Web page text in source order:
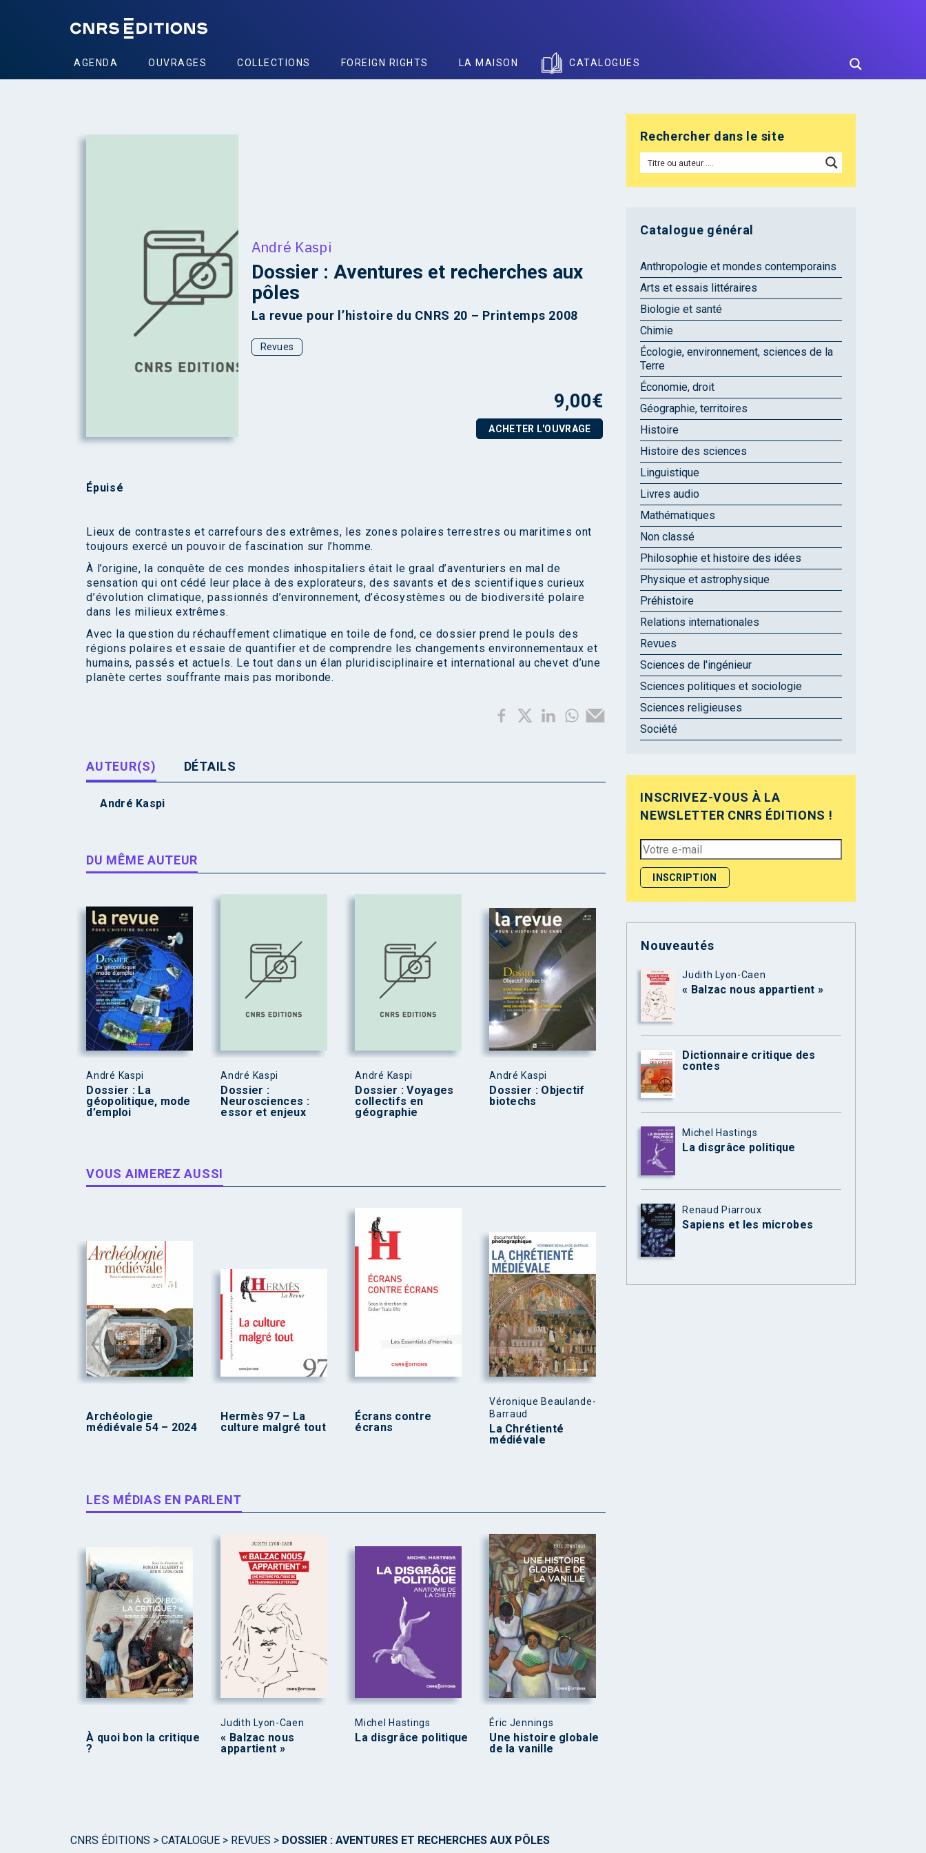
AGENDA OUVRAGES COLLECTIONS FOREIGN RIGHTS LA MAISON CATALOGUES
André Kaspi
Dossier : Aventures et recherches aux
pôles
La revue pour l’histoire du CNRS 20 – Printemps 2008
Revues
9,00€
ACHETER L'OUVRAGE
Épuisé
Lieux de contrastes et carrefours des extrêmes, les zones polaires terrestres ou maritimes ont
toujours exercé un pouvoir de fascination sur l’homme.
À l’origine, la conquête de ces mondes inhospitaliers était le graal d’aventuriers en mal de
sensation qui ont cédé leur place à des explorateurs, des savants et des scientifiques curieux
d’évolution climatique, passionnés d’environnement, d’écosystèmes ou de biodiversité polaire
dans les milieux extrêmes.
Avec la question du réchauffement climatique en toile de fond, ce dossier prend le pouls des
régions polaires et essaie de quantifier et de comprendre les changements environnementaux et
humains, passés et actuels. Le tout dans un élan pluridisciplinaire et international au chevet d’une
planète certes souffrante mais pas moribonde.
AUTEUR(S) DÉTAILS
André Kaspi
DU MÊME AUTEUR
André Kaspi
Dossier : La
géopolitique, mode
d’emploi
André Kaspi
Dossier :
Neurosciences :
essor et enjeux
André Kaspi
Dossier : Voyages
collectifs en
géographie
André Kaspi
Dossier : Objectif
biotechs
VOUS AIMEREZ AUSSI
Archéologie
médiévale 54 – 2024
Hermès 97 – La
culture malgré tout
Écrans contre
écrans
Véronique Beaulande-
Barraud
La Chrétienté
médiévale
LES MÉDIAS EN PARLENT
À quoi bon la critique
?
Judith Lyon-Caen
« Balzac nous
appartient »
Michel Hastings
La disgrâce politique
Éric Jennings
Une histoire globale
de la vanille
Rechercher dans le site
Catalogue général
Anthropologie et mondes contemporains
Arts et essais littéraires
Biologie et santé
Chimie
Écologie, environnement, sciences de la
Terre
Économie, droit
Géographie, territoires
Histoire
Histoire des sciences
Linguistique
Livres audio
Mathématiques
Non classé
Philosophie et histoire des idées
Physique et astrophysique
Préhistoire
Relations internationales
Revues
Sciences de l'ingénieur
Sciences politiques et sociologie
Sciences religieuses
Société
INSCRIVEZ-VOUS À LA
NEWSLETTER CNRS ÉDITIONS !
Nouveautés
Judith Lyon-Caen
« Balzac nous appartient »
Dictionnaire critique des
contes
Michel Hastings
La disgrâce politique
Renaud Piarroux
Sapiens et les microbes
CNRS ÉDITIONS > CATALOGUE > REVUES > DOSSIER : AVENTURES ET RECHERCHES AUX PÔLES